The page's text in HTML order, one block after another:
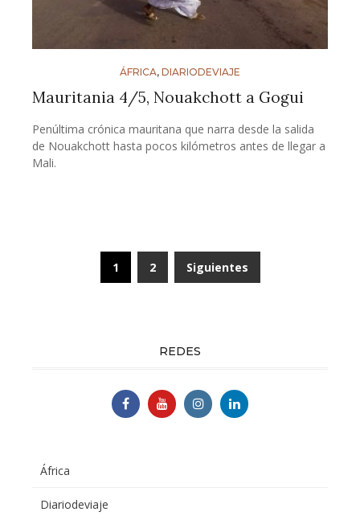
ÁFRICA, DIARIODEVIAJE
Mauritania 4/5, Nouakchott a Gogui
Penúltima crónica mauritana que narra desde la salida
de Nouakchott hasta pocos kilómetros antes de llegar a
Mali.
Paginación
1 2 Siguientes
REDES
África
Diariodeviaje